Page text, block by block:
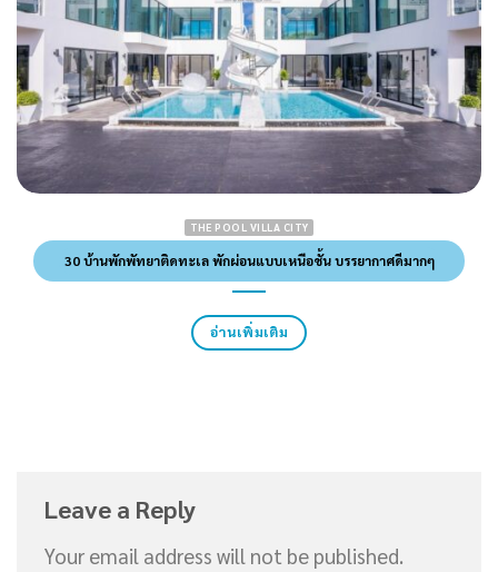
THE POOL VILLA CITY
30 บ้านพักพัทยาติดทะเล พักผ่อนแบบเหนือชั้น บรรยากาศดีมากๆ
อ่านเพิ่มเติม
Leave a Reply
Your email address will not be published.